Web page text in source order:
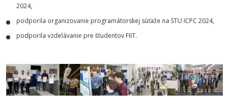
2024,
podporila organizovanie programátorskej súťaže na STU ICPC 2024,
podporila vzdelávanie pre študentov FIIT.